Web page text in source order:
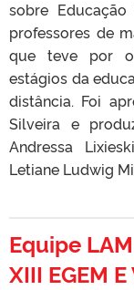
sobre
professores de
que teve por
estágios da
distância. Foi
Silveira e
Andressa
Letiane Ludwig
Equipe
XIII EGEM